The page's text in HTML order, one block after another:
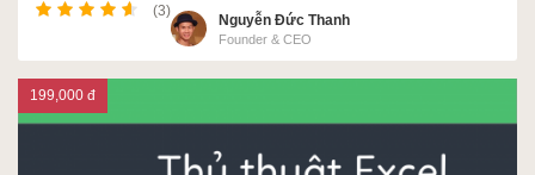
(3)
Nguyễn Đức Thanh
Founder & CEO
199,000 đ